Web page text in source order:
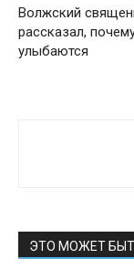
Волжский
рассказал,
улыбаются
ЭТО МОЖЕТ